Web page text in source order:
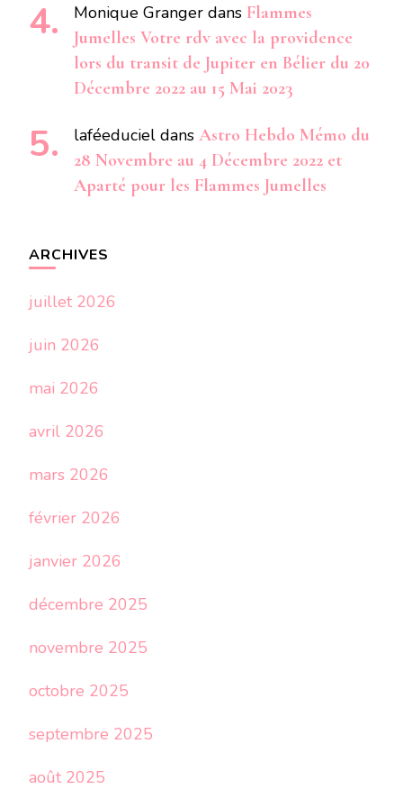
Monique Granger dans Flammes
Jumelles Votre rdv avec la providence
lors du transit de Jupiter en Bélier du 20
Décembre 2022 au 15 Mai 2023
laféeduciel dans Astro Hebdo Mémo du
28 Novembre au 4 Décembre 2022 et
Aparté pour les Flammes Jumelles
ARCHIVES
juillet 2026
juin 2026
mai 2026
avril 2026
mars 2026
février 2026
janvier 2026
décembre 2025
novembre 2025
octobre 2025
septembre 2025
août 2025